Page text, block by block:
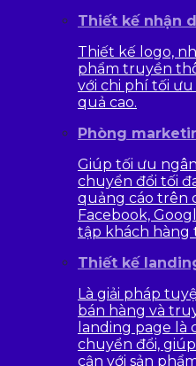
Thiết kế nhận
Thiết kế logo,
phẩm truyền
với chi phí tối
quả cao.
Phòng
Giúp tối ưu
chuyển đổi tối
quảng cáo trên
Facebook,
tập khách hàng
Thiết kế
Là giải pháp
bán hàng và
landing page là
chuyển đổi,
cận với sản